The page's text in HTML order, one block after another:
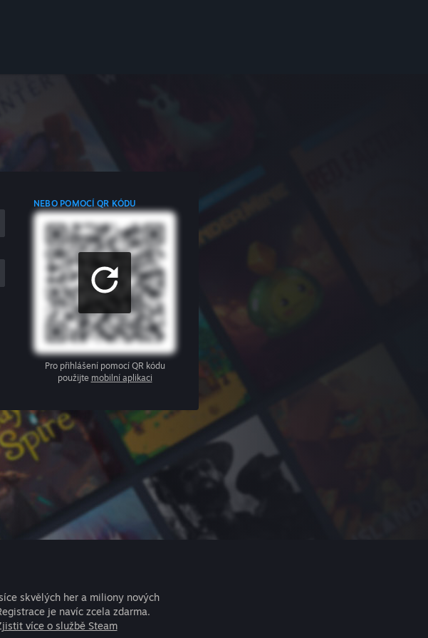
NEBO POMOCÍ QR KÓDU
Pro přihlášení pomocí QR kódu
použijte mobilní aplikaci
skvělých her a miliony nových
je navíc zcela zdarma.
více o službě Steam